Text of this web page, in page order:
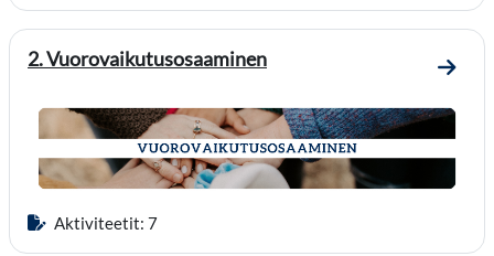
2. Vuorovaikutusosaaminen
Mene
Aktiviteetit: 7